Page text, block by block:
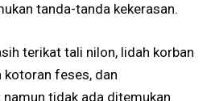
tanda-tanda kekerasan.
terikat tali nilon, lidah korban
feses, dan
tidak ada ditemukan